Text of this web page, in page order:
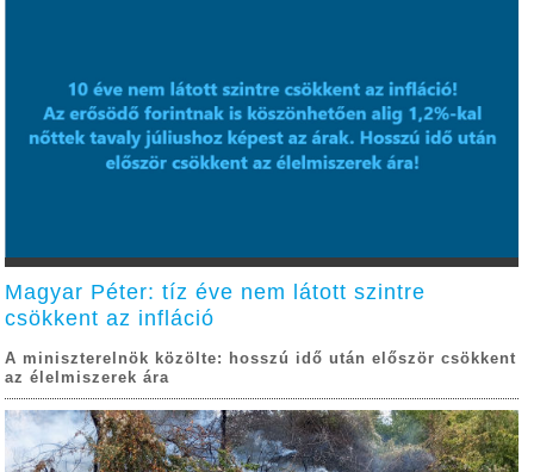
Magyar Péter: tíz éve nem látott szintre
csökkent az infláció
A miniszterelnök közölte: hosszú idő után először csökkent
az élelmiszerek ára